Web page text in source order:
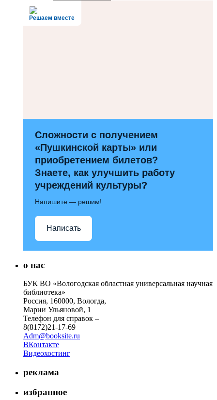
Решаем вместе
Сложности с получением
«Пушкинской карты» или
приобретением билетов?
Знаете, как улучшить работу
учреждений культуры?
Напишите — решим!
Написать
о нас
БУК ВО «Вологодская областная универсальная научная
библиотека»
Россия, 160000, Вологда,
Марии Ульяновой, 1
Телефон для справок –
8(8172)21-17-69
Adm@booksite.ru
ВКонтакте
Видеохостинг
реклама
избранное